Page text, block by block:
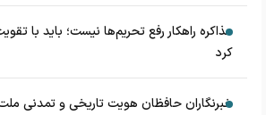
مذاکره راهکار رفع تحریم‌ها نیست؛ باید با
کرد
خبرنگاران حافظان هویت تاریخی و تمدنی